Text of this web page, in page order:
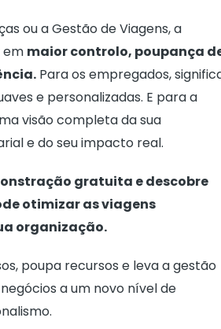
ou a Gestão de Viagens, a
em maior controlo, poupança
Para os empregados,
e personalizadas. E para a
visão completa da sua
e do seu impacto real.
gratuita e descobre
otimizar as viagens
organização.
poupa recursos e leva a gestão
a um novo nível de